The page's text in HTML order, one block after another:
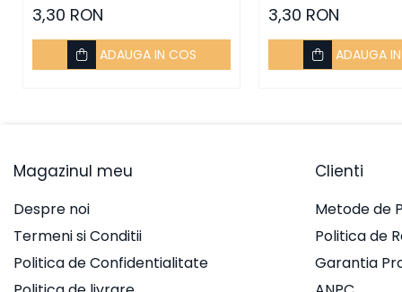
Cadre de montaj aparent
Prelungitoare, Stechere,
Accesorii
Prize
Prize de difuzor
3,30 RON
ADAUGA IN COS
3,30 RON
ADAUGA
Magazinul meu
Despre noi
Termeni si Conditii
Politica de Confidentialitate
Clienti
Metode de
Politica de
Garantia